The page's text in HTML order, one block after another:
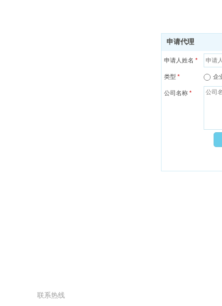
申请代理
申请人姓名 *
类型 * 企
公司名称 *
联系热线